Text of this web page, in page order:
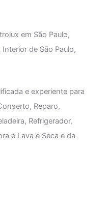
em São Paulo,
de São Paulo,
e experiente para
Reparo,
Refrigerador,
e Lava e Seca e da